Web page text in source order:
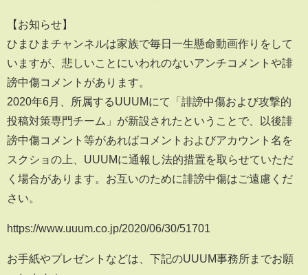
【お知らせ】
ひまひまチャンネルは家族で毎日一生懸命動画作りをして
いますが、悲しいことにいわれのないアンチコメントや誹
謗中傷コメントがあります。
2020年6月、所属するUUUMにて「誹謗中傷および攻撃的
投稿対策専門チーム」が新設されたということで、以後誹
謗中傷コメント等があればコメントおよびアカウント名を
スクショの上、UUUMに通報し法的措置を取らせていただ
く場合があります。お互いのために誹謗中傷はご遠慮くだ
さい。
https://www.uuum.co.jp/2020/06/30/51701
お手紙やプレゼントなどは、下記のUUUM事務所までお願